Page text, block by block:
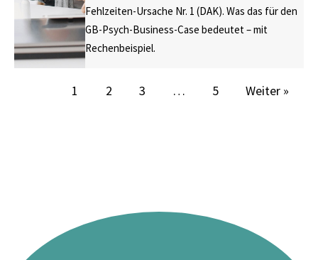
Fehlzeiten-Ursache Nr. 1 (DAK). Was das für den
GB-Psych-Business-Case bedeutet – mit
Rechenbeispiel.
1 2 3 … 5 Weiter »